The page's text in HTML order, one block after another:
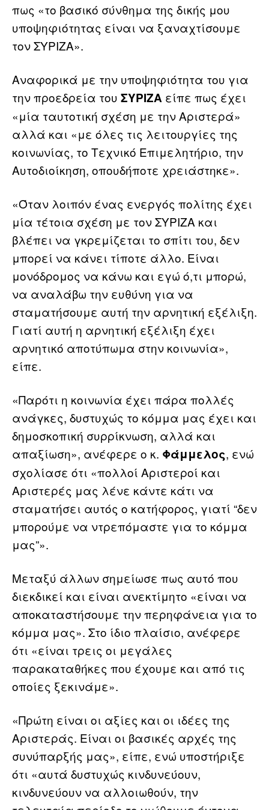
πως «το βασικό σύνθημα της δικής μου
υποψηφιότητας είναι να ξαναχτίσουμε
τον ΣΥΡΙΖΑ».
Αναφορικά με την υποψηφιότητα του για
την προεδρεία του ΣΥΡΙΖΑ είπε πως έχει
«μία ταυτοτική σχέση με την Αριστερά»
αλλά και «με όλες τις λειτουργίες της
κοινωνίας, το Τεχνικό Επιμελητήριο, την
Αυτοδιοίκηση, οπουδήποτε χρειάστηκε».
«Όταν λοιπόν ένας ενεργός πολίτης έχει
μία τέτοια σχέση με τον ΣΥΡΙΖΑ και
βλέπει να γκρεμίζεται το σπίτι του, δεν
μπορεί να κάνει τίποτε άλλο. Είναι
μονόδρομος να κάνω και εγώ ό,τι μπορώ,
να αναλάβω την ευθύνη για να
σταματήσουμε αυτή την αρνητική εξέλιξη.
Γιατί αυτή η αρνητική εξέλιξη έχει
αρνητικό αποτύπωμα στην κοινωνία»,
είπε.
«Παρότι η κοινωνία έχει πάρα πολλές
ανάγκες, δυστυχώς το κόμμα μας έχει και
δημοσκοπική συρρίκνωση, αλλά και
απαξίωση», ανέφερε ο κ. Φάμμελος, ενώ
σχολίασε ότι «πολλοί Αριστεροί και
Αριστερές μας λένε κάντε κάτι να
σταματήσει αυτός ο κατήφορος, γιατί “δεν
μπορούμε να ντρεπόμαστε για το κόμμα
μας”».
Μεταξύ άλλων σημείωσε πως αυτό που
διεκδικεί και είναι ανεκτίμητο «είναι να
αποκαταστήσουμε την περηφάνεια για το
κόμμα μας». Στο ίδιο πλαίσιο, ανέφερε
ότι «είναι τρεις οι μεγάλες
παρακαταθήκες που έχουμε και από τις
οποίες ξεκινάμε».
«Πρώτη είναι οι αξίες και οι ιδέες της
Αριστεράς. Είναι οι βασικές αρχές της
συνύπαρξής μας», είπε, ενώ υποστήριξε
ότι «αυτά δυστυχώς κινδυνεύουν,
κινδυνεύουν να αλλοιωθούν, την